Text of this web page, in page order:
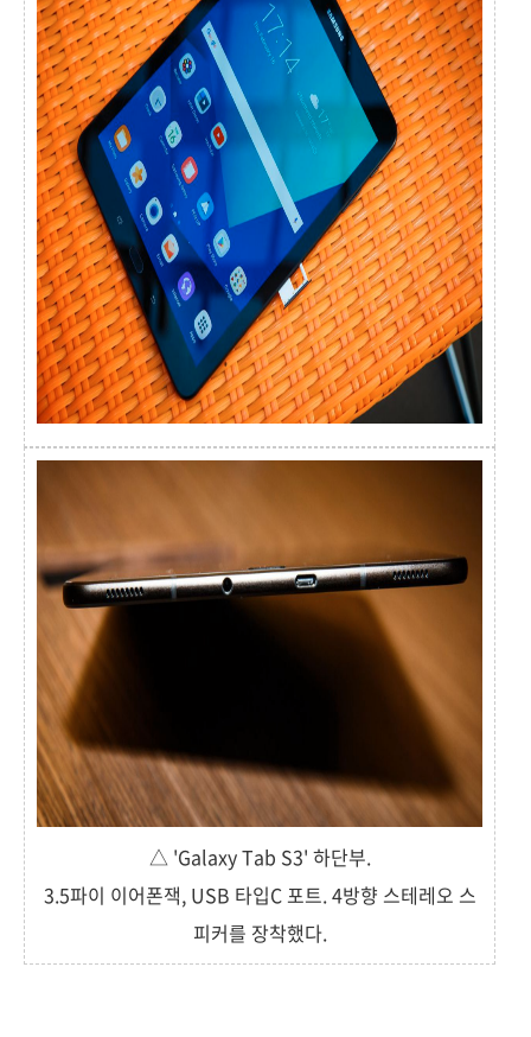
△ 'Galaxy Tab S3' 하단부.
3.5파이 이어폰잭, USB 타입C 포트. 4방향 스테레오 스
피커를 장착했다.